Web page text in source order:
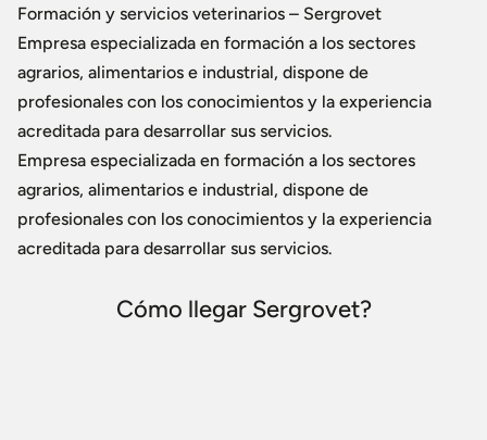
Formación y servicios veterinarios – Sergrovet
Empresa especializada en formación a los sectores
agrarios, alimentarios e industrial, dispone de
profesionales con los conocimientos y la experiencia
acreditada para desarrollar sus servicios.
Empresa especializada en formación a los sectores
agrarios, alimentarios e industrial, dispone de
profesionales con los conocimientos y la experiencia
acreditada para desarrollar sus servicios.
Cómo llegar Sergrovet?